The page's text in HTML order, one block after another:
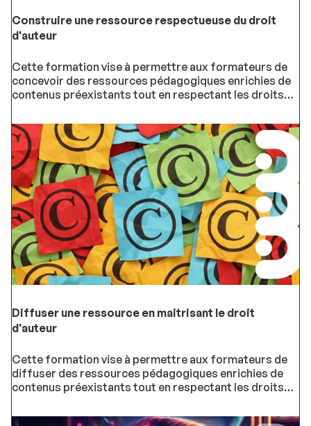
Construire une ressource respectueuse du droit
d'auteur
Cette formation vise à permettre aux formateurs de
concevoir des ressources pédagogiques enrichies de
contenus préexistants tout en respectant les droits
contenus.Prochaine session : du 29/09/2026 au
20/10/2026
Diffuser une ressource en maitrisant le droit
d'auteur
Cette formation vise à permettre aux formateurs de
diffuser des ressources pédagogiques enrichies de
contenus préexistants tout en respectant les droits
contenus.Prochaine session : du 10/11/2026 au